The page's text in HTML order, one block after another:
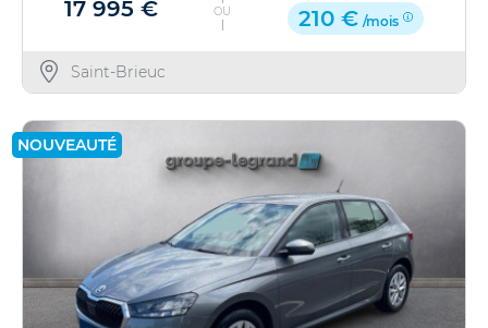
17 995 € OU 210 € /mois
Saint-Brieuc
NOUVEAUTÉ